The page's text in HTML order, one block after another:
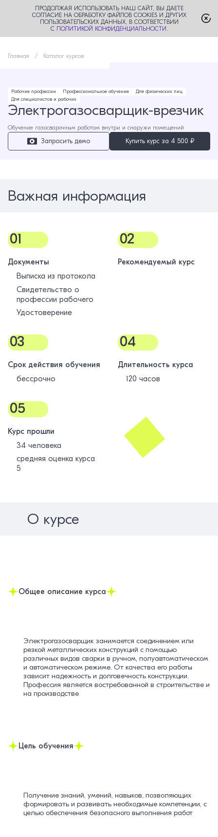
ПРОДОЛЖАЯ ИСПОЛЬЗОВАТЬ НАШ САЙТ, ВЫ ДАЕТЕ
СОГЛАСИЕ НА ОБРАБОТКУ ФАЙЛОВ COOKIES И ДРУГИХ
ПОЛЬЗОВАТЕЛЬСКИХ ДАННЫХ, В СООТВЕТСТВИИ
С ПОЛИТИКОЙ КОНФИДЕНЦИАЛЬНОСТИ .
Главная Каталог курсов
Рабочие профессии Профессиональное обучение
Для физических лиц
Для специалистов и рабочих
Электрогазосварщик-врезчик
Обучение газосварочным работам внутри и снаружи помещений
Запросить демо Купить курс за 4 500 ₽
Важная информация
01
Документы
Выписка из протокола
Свидетельство о
профессии рабочего
Удостоверение
02
Рекомендуемый курс
03
Срок действия обучения
бессрочно
04
Длительность курса
120 часов
05
Курс прошли
34 человека
средняя оценка курса
5
О курсе
Общее описание курса
Электрогазосварщик занимается соединением или
резкой металлических конструкций с помощью
различных видов сварки в ручном, полуавтоматическом
и автоматическом режиме. От качества его работы
зависит надежность и долговечность конструкции.
Профессия является востребованной в строительстве и
на производстве
Цель обучения
Получение знаний, умений, навыков, позволяющих
формировать и развивать необходимые компетенции, с
целью обеспечения безопасного выполнения работ